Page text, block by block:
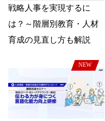
戦略人事を実現するに
は？～階層別教育・人材
育成の見直し方も解説
NEW